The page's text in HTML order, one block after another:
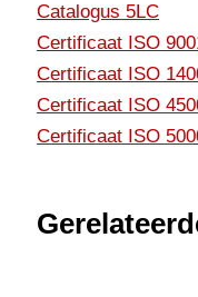
Catalogus 5LC
Certificaat ISO
Certificaat ISO
Certificaat ISO
Certificaat ISO